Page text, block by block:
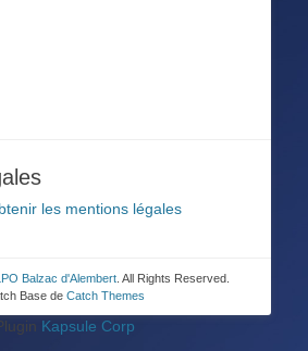
les mentions légales
Balzac d'Alembert . All Rights Reserved.
Base de Catch Themes
Kapsule Corp